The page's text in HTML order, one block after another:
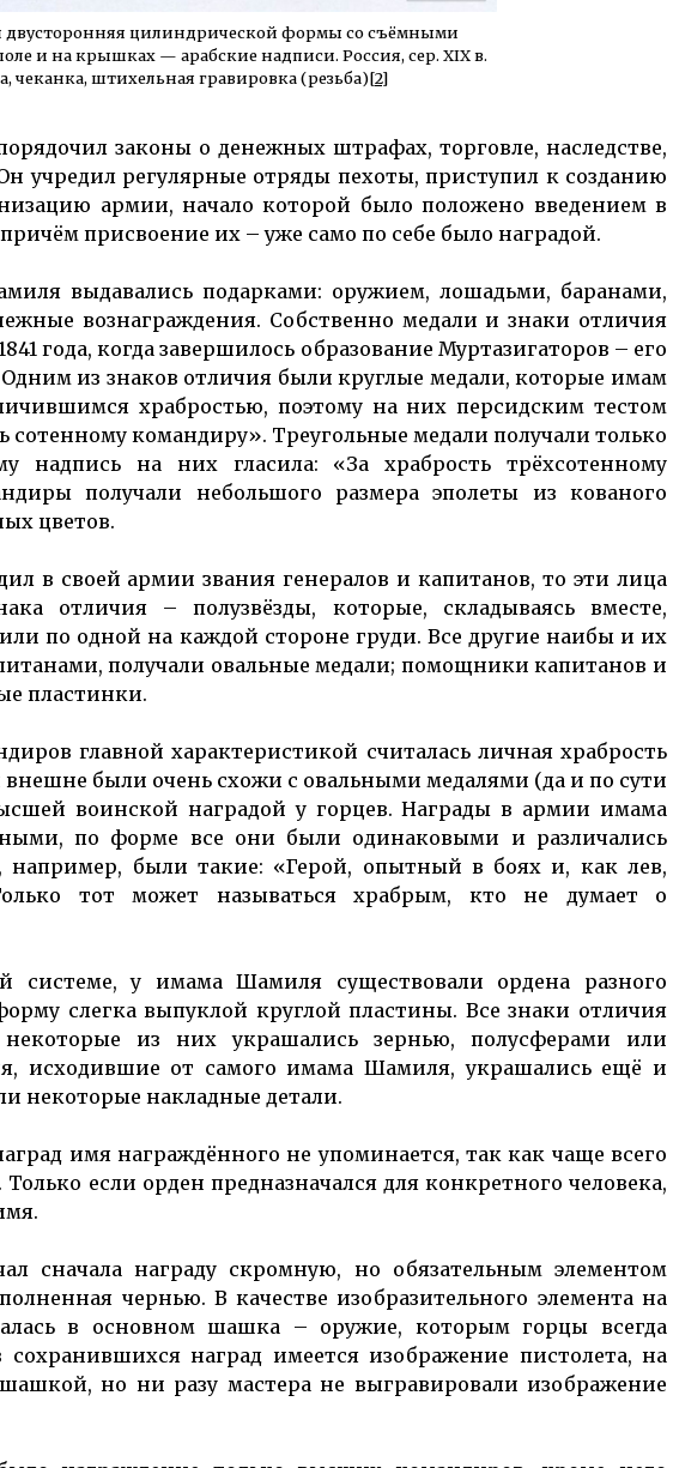
двусторонняя цилиндрической формы со съёмными
и на крышках — арабские надписи. Россия, сер. XIX в.
чеканка, штихельная гравировка (резьба)[2]
законы о денежных штрафах, торговле, наследстве,
учредил регулярные отряды пехоты, приступил к созданию
армии, начало которой было положено введением в
присвоение их – уже само по себе было наградой.
выдавались подарками: оружием, лошадьми, баранами,
вознаграждения. Собственно медали и знаки отличия
года, когда завершилось образование Муртазигаторов – его
из знаков отличия были круглые медали, которые имам
храбростью, поэтому на них персидским тестом
сотенному командиру». Треугольные медали получали только
надпись на них гласила: «За храбрость трёхсотенному
получали небольшого размера эполеты из кованого
цветов.
в своей армии звания генералов и капитанов, то эти лица
отличия – полузвёзды, которые, складываясь вместе,
по одной на каждой стороне груди. Все другие наибы и их
получали овальные медали; помощники капитанов и
пластинки.
главной характеристикой считалась личная храбрость
были очень схожи с овальными медалями (да и по сути
воинской наградой у горцев. Награды в армии имама
по форме все они были одинаковыми и различались
были такие: «Герой, опытный в боях и, как лев,
тот может называться храбрым, кто не думает о
системе, у имама Шамиля существовали ордена разного
слегка выпуклой круглой пластины. Все знаки отличия
некоторые из них украшались зернью, полусферами или
исходившие от самого имама Шамиля, украшались ещё и
некоторые накладные детали.
имя награждённого не упоминается, так как чаще всего
если орден предназначался для конкретного человека,
сначала награду скромную, но обязательным элементом
чернью. В качестве изобразительного элемента на
в основном шашка – оружие, которым горцы всегда
наград имеется изображение пистолета, на
но ни разу мастера не выгравировали изображение